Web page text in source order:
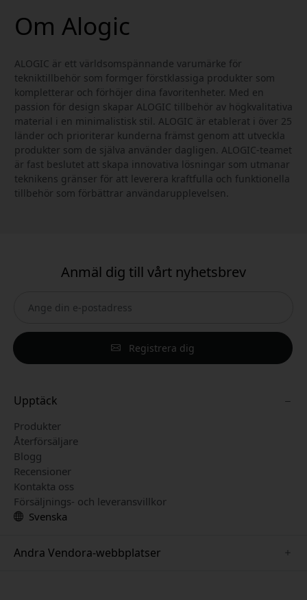
Om Alogic
ALOGIC är ett världsomspännande varumärke för
tekniktillbehör som formger förstklassiga produkter som
kompletterar och förhöjer dina favoritenheter. Med en
passion för design skapar ALOGIC tillbehör av högkvalitativa
material i en minimalistisk stil. ALOGIC är etablerat i över 25
länder och prioriterar kunderna främst genom att utveckla
produkter som de själva använder dagligen. ALOGIC-teamet
är fast beslutet att skapa innovativa lösningar som utmanar
teknikens gränser för att leverera kraftfulla och funktionella
tillbehör som förbättrar användarupplevelsen.
Anmäl dig till vårt nyhetsbrev
Registrera dig
Upptäck
Produkter
Återförsäljare
Blogg
Recensioner
Kontakta oss
Försäljnings- och leveransvillkor
Svenska
Andra Vendora-webbplatser